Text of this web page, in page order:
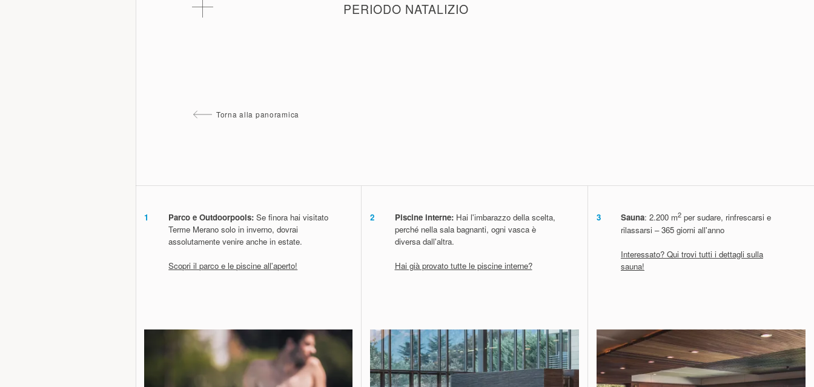
PERIODO NATALIZIO
Torna alla panoramica
1 Parco e Outdoorpools: Se finora hai visitato
Terme Merano solo in inverno, dovrai
assolutamente venire anche in estate.
Scopri il parco e le piscine all'aperto!
2 Piscine interne:Hai l'imbarazzo della scelta,
perché nella sala bagnanti, ogni vasca è
diversa dall'altra.
Hai già provato tutte le piscine interne?
3 Sauna: 2.200 m2per sudare, rinfrescarsi e
rilassarsi – 365 giorni all'anno
Interessato? Qui trovi tutti i dettagli sulla
sauna!